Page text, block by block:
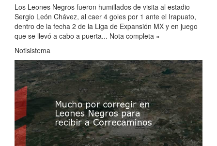
Los Leones Negros fueron humillados de visita al estadio
Sergio León Chávez, al caer 4 goles por 1 ante el Irapuato,
dentro de la fecha 2 de la Liga de Expansión MX y en juego
que se llevó a cabo a puerta... Nota completa »
Notisistema